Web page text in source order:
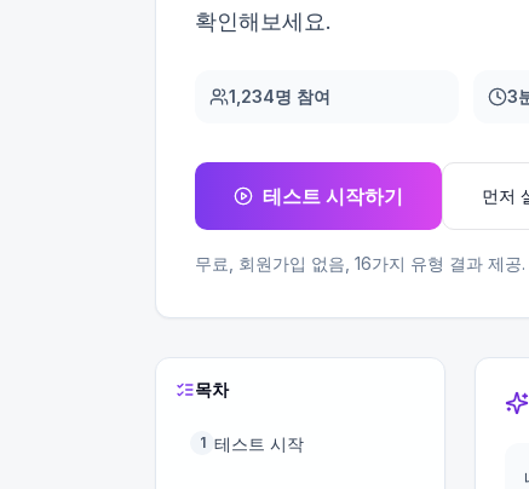
확인해보세요.
1,234명 참여 3
테스트 시작하기 먼저
무료, 회원가입 없음, 16가지 유형 결과 제공.
목차
1 테스트 시작